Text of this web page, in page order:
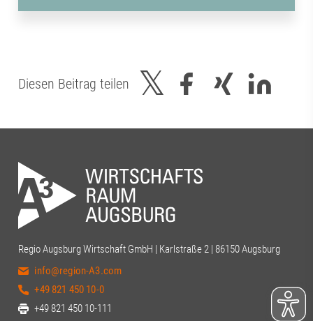
Diesen Beitrag teilen
Regio Augsburg Wirtschaft GmbH | Karlstraße 2 | 86150 Augsburg
info@region-A3.com
+49 821 450 10-0
+49 821 450 10-111